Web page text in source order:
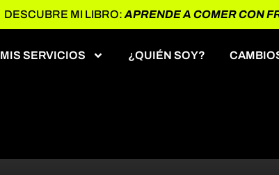
DESCUBRE MI LIBRO:APRENDE A COMER CON
MIS SERVICIOS ¿QUIÉN SOY?